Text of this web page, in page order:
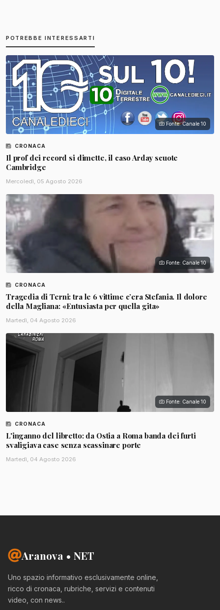
POTREBBE INTERESSARTI
Fonte: Canale 10
CRONACA
Il prof dei record si dimette, il caso Arday scuote
Cambridge
Mercoledì, 05 Agosto 2026
Fonte: Canale 10
CRONACA
Tragedia di Terni: tra le 6 vittime c’era Stefania. Il dolore
della Magliana: «Entusiasta per quella gita»
Martedì, 04 Agosto 2026
Fonte: Canale 10
CRONACA
L'inganno del libretto: da Ostia a Roma banda dei furti
svaligiava case senza scassinare porte
Martedì, 04 Agosto 2026
Aranova • NET
Uno spazio informativo esclusivamente online,
ricco di cronaca, rubriche, servizi e contenuti
video, con news..